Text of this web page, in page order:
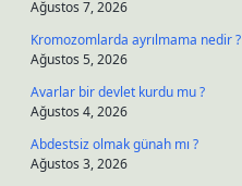
Ağustos 7, 2026
Kromozomlarda ayrılmama nedir ?
Ağustos 5, 2026
Avarlar bir devlet kurdu mu ?
Ağustos 4, 2026
Abdestsiz olmak günah mı ?
Ağustos 3, 2026